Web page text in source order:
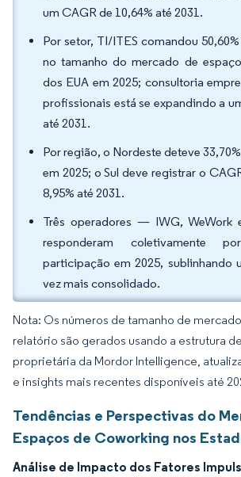
um CAGR de 10,64% até 2031.
Por setor, TI/ITES comandou
no tamanho do mercado de
dos EUA em 2025; consultoria
profissionais está se expandindo a
até 2031.
Por região, o Nordeste deteve
em 2025; o Sul deve registrar o
8,95% até 2031.
Três operadores — IWG,
responderam coletivamente
participação em 2025, sublinhando
vez mais consolidado.
Nota: Os números de tamanho de
relatório são gerados usando a estrutura
proprietária da Mordor Intelligence,
e insights mais recentes disponíveis até
Tendências e Perspectivas do
Espaços de Coworking nos
Análise de Impacto dos Fatores